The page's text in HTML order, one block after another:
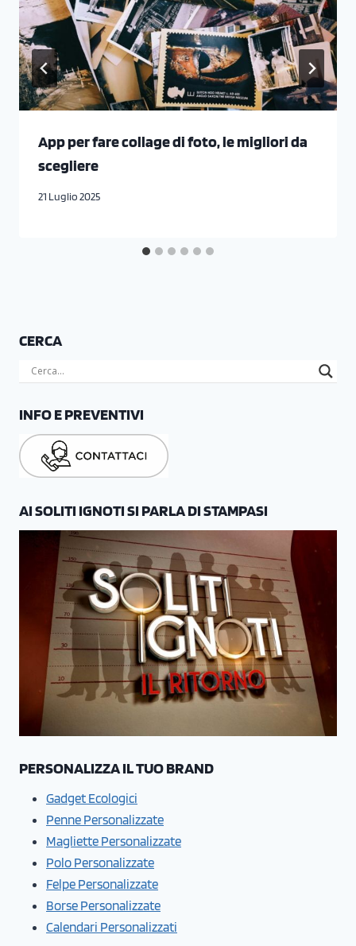
App per fare collage di foto, le migliori da
scegliere
21 Luglio 2025
CERCA
INFO E PREVENTIVI
AI SOLITI IGNOTI SI PARLA DI STAMPASI
PERSONALIZZA IL TUO BRAND
Gadget Ecologici
Penne Personalizzate
Magliette Personalizzate
Polo Personalizzate
Felpe Personalizzate
Borse Personalizzate
Calendari Personalizzati